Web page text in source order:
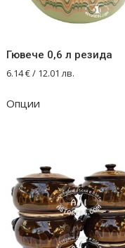
Гювече 0,6 л резида
6.14€/ 12.01 лв.
Опции